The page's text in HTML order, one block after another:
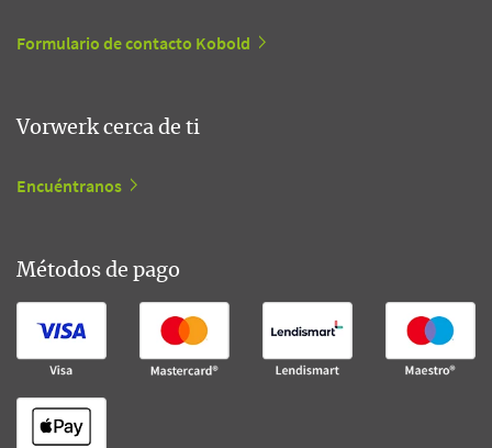
Formulario de contacto Kobold
Vorwerk cerca de ti
Encuéntranos
Métodos de pago